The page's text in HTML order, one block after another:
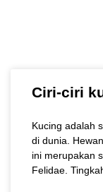
Ciri-ciri
Kucing adalah
di dunia.
ini merupakan
Felidae.